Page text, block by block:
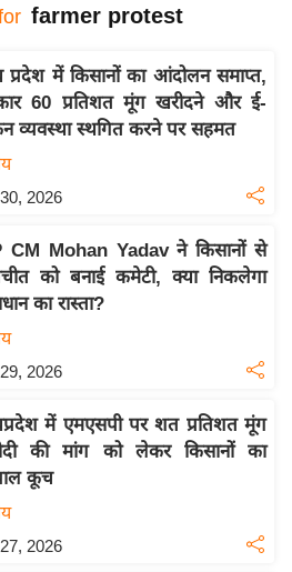
farmer protest
प्रदेश में किसानों का आंदोलन समाप्त,
60 प्रतिशत मूंग खरीदने और ई-
व्यवस्था स्थगित करने पर सहमत
2026
CM Mohan Yadav ने किसानों से
को बनाई कमेटी, क्या निकलेगा
का रास्ता?
2026
में एमएसपी पर शत प्रतिशत मूंग
की मांग को लेकर किसानों का
कूच
2026